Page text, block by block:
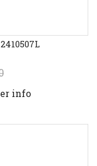
info